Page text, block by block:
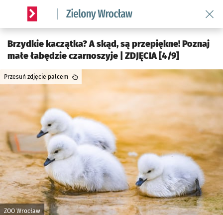
Serwis informacyjny wroclaw.pl podserwis: Środowisko we
Brzydkie kaczątka? A skąd, są przepiękne! Poznaj
małe łabędzie czarnoszyje | ZDJĘCIA [4/9]
ZOO Wrocław
Przesuń zdjęcie palcem